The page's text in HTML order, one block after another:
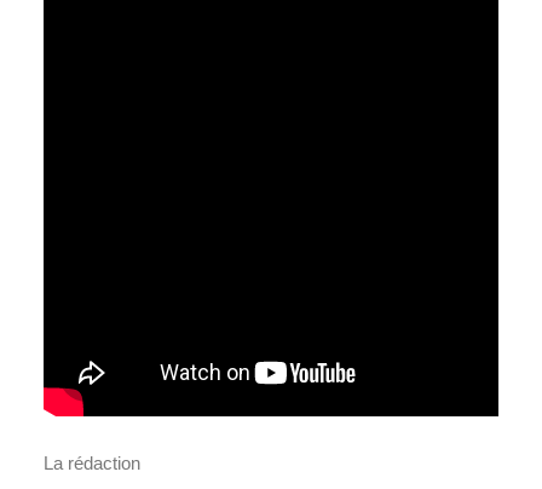
La rédaction